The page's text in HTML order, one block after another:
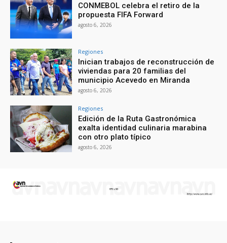
CONMEBOL celebra el retiro de la
propuesta FIFA Forward
agosto 6, 2026
Regiones
Inician trabajos de reconstrucción de
viviendas para 20 familias del
municipio Acevedo en Miranda
agosto 6, 2026
Regiones
Edición de la Ruta Gastronómica
exalta identidad culinaria marabina
con otro plato típico
agosto 6, 2026